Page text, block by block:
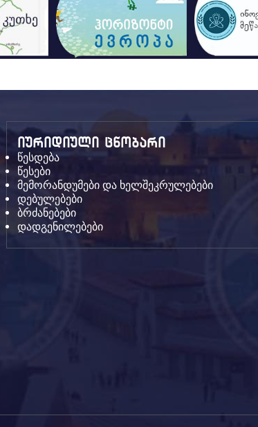
იურიდიული ცნობარი
წესდება
წესები
მემორანდუმები და ხელშეკრულებები
დებულებები
ბრძანებები
დადგენილებები